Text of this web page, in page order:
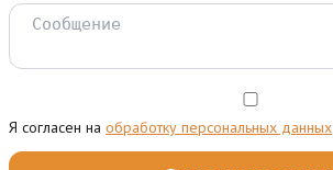
Я согласен на обработку персональных данных